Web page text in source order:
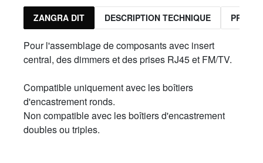
ZANGRA DIT DESCRIPTION TECHNIQUE
Pour l'assemblage de composants avec insert
central, des dimmers et des prises RJ45 et FM/TV.
Compatible uniquement avec les boîtiers
d'encastrement ronds.
Non compatible avec les boîtiers d'encastrement
doubles ou triples.